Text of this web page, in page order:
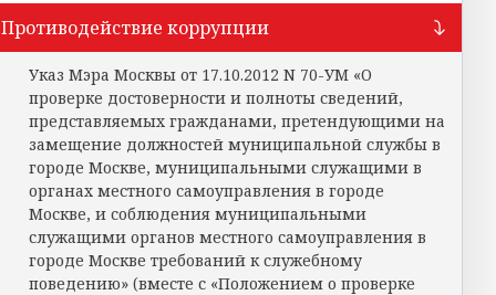
Противодействие коррупции
Указ Мэра Москвы от 17.10.2012 N 70-УМ «О
проверке достоверности и полноты сведений,
представляемых гражданами, претендующими на
замещение должностей муниципальной службы в
городе Москве, муниципальными служащими в
органах местного самоуправления в городе
Москве, и соблюдения муниципальными
служащими органов местного самоуправления в
городе Москве требований к служебному
поведению» (вместе с «Положением о проверке